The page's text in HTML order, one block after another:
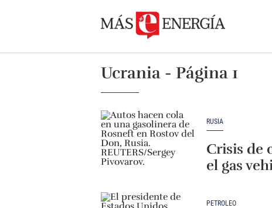
Ucrania - Página 1
RUSIA
Crisis de
el gas
PETRÓLEO